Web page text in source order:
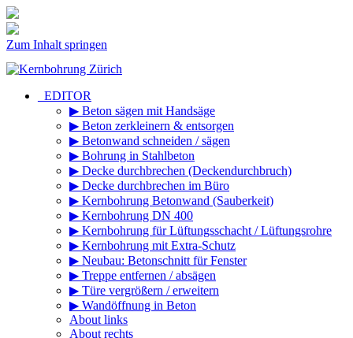
Zum Inhalt springen
_EDITOR
▶ Beton sägen mit Handsäge
▶ Beton zerkleinern & entsorgen
▶ Betonwand schneiden / sägen
▶ Bohrung in Stahlbeton
▶ Decke durchbrechen (Deckendurchbruch)
▶ Decke durchbrechen im Büro
▶ Kernbohrung Betonwand (Sauberkeit)
▶ Kernbohrung DN 400
▶ Kernbohrung für Lüftungsschacht / Lüftungsrohre
▶ Kernbohrung mit Extra-Schutz
▶ Neubau: Betonschnitt für Fenster
▶ Treppe entfernen / absägen
▶ Türe vergrößern / erweitern
▶ Wandöffnung in Beton
About links
About rechts